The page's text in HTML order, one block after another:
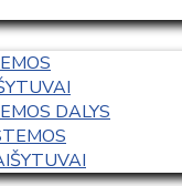
DALYS